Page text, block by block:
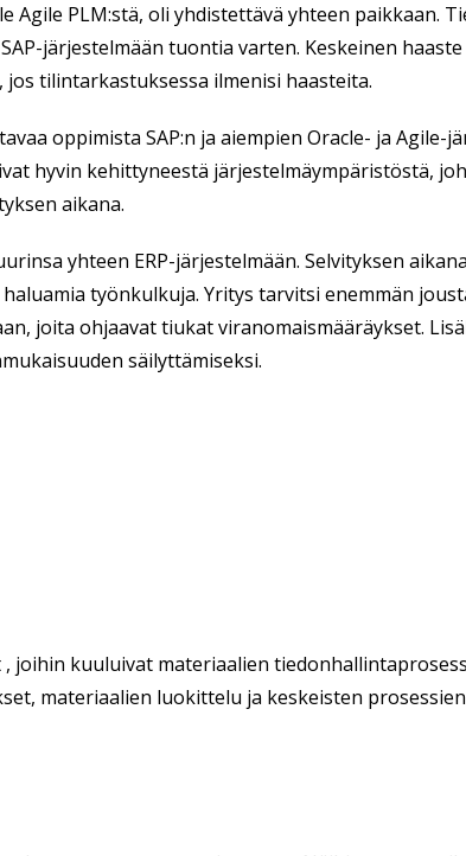
Agile PLM:stä, oli yhdistettävä yhteen paikkaan.
järjestelmään tuontia varten. Keskeinen
tilintarkastuksessa ilmenisi haasteita.
oppimista SAP:n ja aiempien Oracle- ja Agile-
hyvin kehittyneestä järjestelmäympäristöstä,
aikana.
yhteen ERP-järjestelmään. Selvityksen
työnkulkuja. Yritys tarvitsi enemmän
joita ohjaavat tiukat viranomaismääräykset.
säilyttämiseksi.
, joihin kuuluivat materiaalien
materiaalien luokittelu ja keskeisten